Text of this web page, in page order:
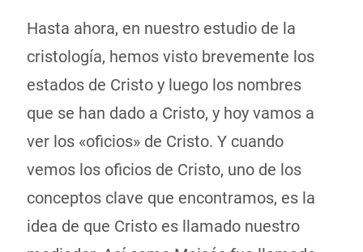
Hasta ahora, en nuestro estudio de la
cristología, hemos visto brevemente los
estados de Cristo y luego los nombres
que se han dado a Cristo, y hoy vamos a
ver los «oficios» de Cristo. Y cuando
vemos los oficios de Cristo, uno de los
conceptos clave que encontramos, es la
idea de que Cristo es llamado nuestro